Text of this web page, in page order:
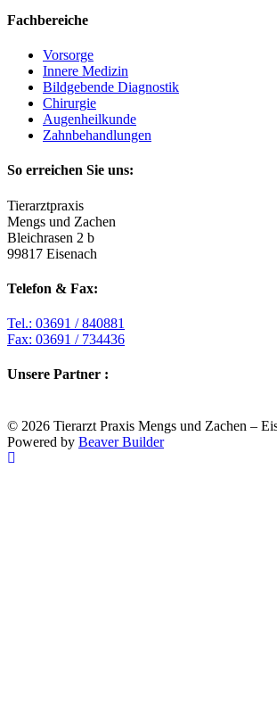
Fachbereiche
Vorsorge
Innere Medizin
Bildgebende Diagnostik
Chirurgie
Augenheilkunde
Zahnbehandlungen
So erreichen Sie uns:
Tierarztpraxis
Mengs und Zachen
Bleichrasen 2 b
99817 Eisenach
Telefon & Fax:
Tel.: 03691 / 840881
Fax: 03691 / 734436
Unsere Partner :
© 2026 Tierarzt Praxis Mengs und Zachen –
Powered by Beaver Builder